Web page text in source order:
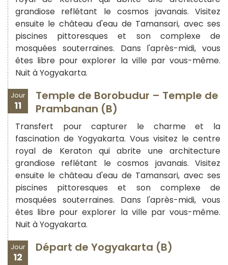
grandiose reflétant le cosmos javanais. Visitez
ensuite le château d'eau de Tamansari, avec ses
piscines pittoresques et son complexe de
mosquées souterraines. Dans l'après-midi, vous
êtes libre pour explorer la ville par vous-même.
Nuit à Yogyakarta.
Jour
11
Temple de Borobudur – Temple de
Prambanan (B)
Transfert pour capturer le charme et la
fascination de Yogyakarta. Vous visitez le centre
royal de Keraton qui abrite une architecture
grandiose reflétant le cosmos javanais. Visitez
ensuite le château d'eau de Tamansari, avec ses
piscines pittoresques et son complexe de
mosquées souterraines. Dans l'après-midi, vous
êtes libre pour explorer la ville par vous-même.
Nuit à Yogyakarta.
Jour
12
Départ de Yogyakarta (B)